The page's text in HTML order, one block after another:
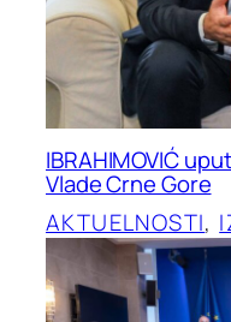
IBRAHIMOVIĆ
Vlade Crne Gore
AKTUELNOSTI,